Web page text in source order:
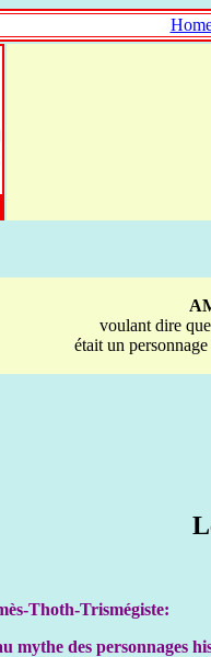
voulant dire
était un
Thoth-Trismégiste:
mythe des personnages